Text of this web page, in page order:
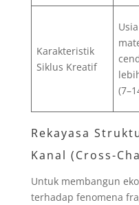
Karakteristik
Siklus Kreatif
Rekayasa
Kanal (Cross-
Untuk membangun
terhadap fenomena